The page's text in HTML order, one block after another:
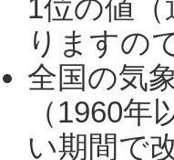
1位の値
りますの
全国の気
（1960
い期間で